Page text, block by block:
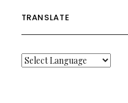
TRANSLATE